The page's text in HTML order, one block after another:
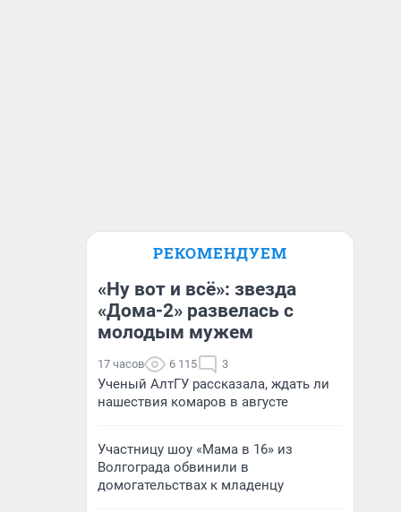
РЕКОМЕНДУЕМ
«Ну вот и всё»: звезда
«Дома-2» развелась с
молодым мужем
17 часов 6 115 3
Ученый АлтГУ рассказала, ждать ли
нашествия комаров в августе
Участницу шоу «Мама в 16» из
Волгограда обвинили в
домогательствах к младенцу